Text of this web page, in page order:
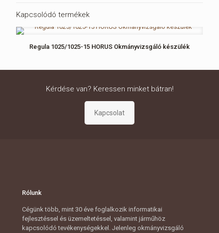
Kapcsolódó termékek
Regula 1025/1025-15 HORUS Okmányvizsgáló készülék
Kérdése van? Keressen minket bátran!
Rólunk
Cégünk több, mint 30 éve foglalkozik informatikai
fejlesztéssel és üzemeltetéssel, valamint járműhöz
kapcsolódó tevékenységekkel. Jelenleg okmányvizsgáló